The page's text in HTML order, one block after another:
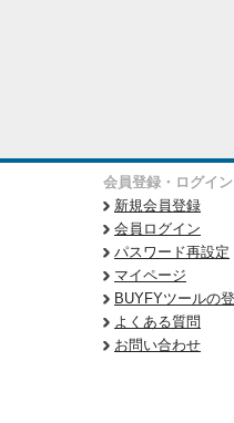
会員登録・ログイン
新規会員登録
会員ログイン
パスワード再設定
マイページ
BUYFYツールの
よくある質問
お問い合わせ